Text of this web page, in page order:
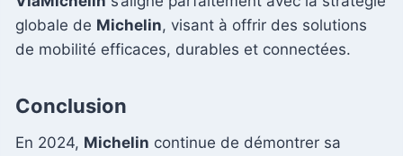
globale de Michelin, visant à offrir des solutions
de mobilité efficaces, durables et connectées.
Conclusion
En 2024, Michelin continue de démontrer sa